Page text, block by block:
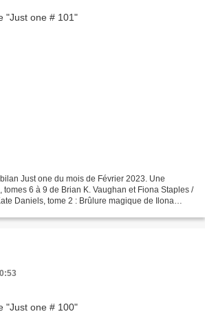
Just one du mois de Février 2023. Une
6 à 9 de Brian K. Vaughan et Fiona Staples /
Daniels, tome 2 : Brûlure magique de Ilona